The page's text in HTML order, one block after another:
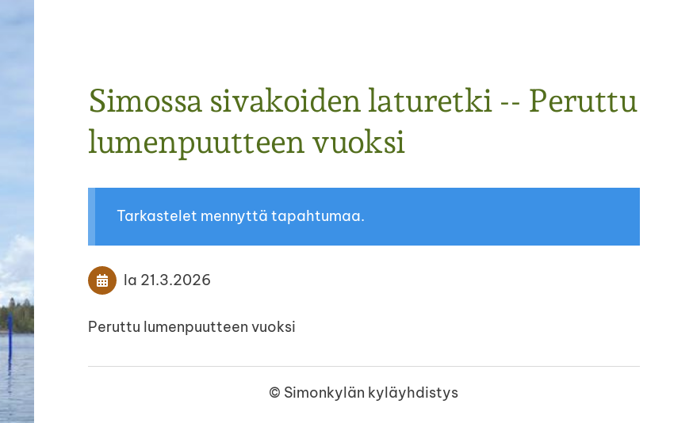
kyläyhdistys
Simossa sivakoiden laturetki -- Peruttu
lumenpuutteen vuoksi
Tarkastelet mennyttä tapahtumaa.
la 21.3.2026
Peruttu lumenpuutteen vuoksi
© Simonkylän kyläyhdistys